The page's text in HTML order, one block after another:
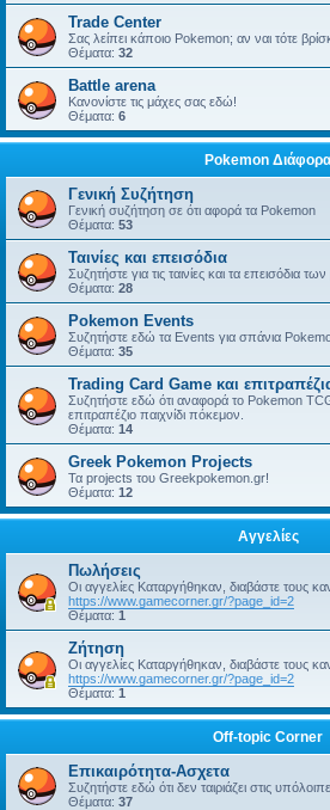
Trade Center
Σας λείπει κάποιο Pokemon; αν ναι τότε
Θέματα: 32
Battle arena
Κανονίστε τις μάχες σας εδώ!
Θέματα: 6
Pokemon Διάφορα
Γενική Συζήτηση
Γενική συζήτηση σε ότι αφορά τα Pokemon
Θέματα: 53
Ταινίες και επεισόδια
Συζητήστε για τις ταινίες και τα επεισόδια
Θέματα: 28
Pokemon Events
Συζητήστε εδώ τα Events για σπάνια
Θέματα: 35
Trading Card Game και
Συζητήστε εδώ ότι αναφορά το Pokemon
επιτραπέζιο παιχνίδι πόκεμον.
Θέματα: 14
Greek Pokemon Projects
Τα projects του Greekpokemon.gr!
Θέματα: 12
Αγγελίες
Πωλήσεις
Οι αγγελίες Καταργήθηκαν, διαβάστε τους
https://www.gamecorner.gr/?page_id=2
Θέματα: 1
Ζήτηση
Οι αγγελίες Καταργήθηκαν, διαβάστε τους
https://www.gamecorner.gr/?page_id=2
Θέματα: 1
Off-topic Corner
Επικαιρότητα-Ασχετα
Συζητήστε εδώ ότι δεν ταιριάζει στις
Θέματα: 37